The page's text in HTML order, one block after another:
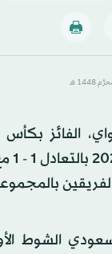
الفائز بكأس
الشوط